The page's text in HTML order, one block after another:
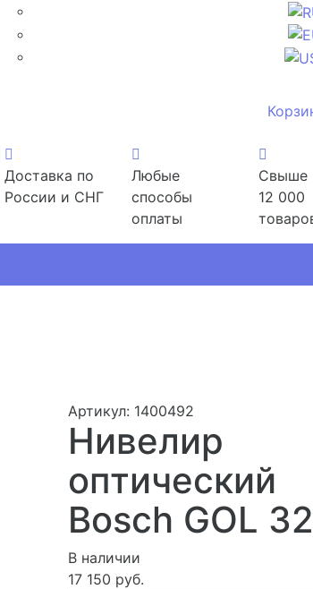
Доставка по
России и СНГ
Любые
способы
оплаты
Свыше
12 000
Артикул: 1400492
Нивелир
оптический
Bosch GOL
В наличии
17 150 руб.